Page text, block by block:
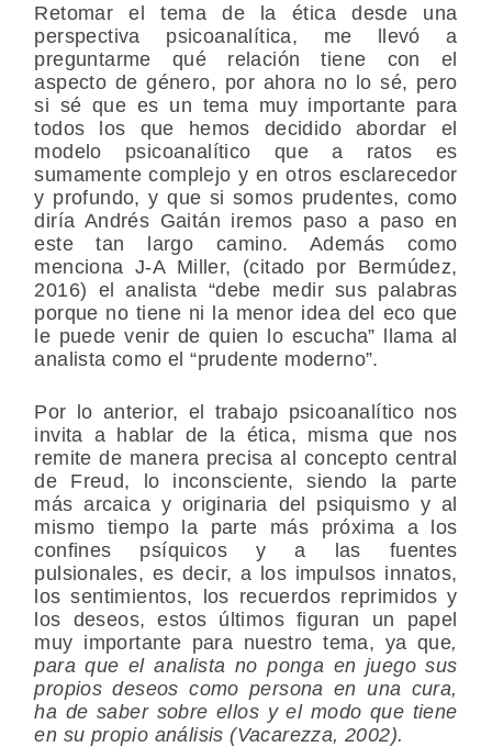
Retomar el tema de la ética desde una
perspectiva psicoanalítica, me llevó a
preguntarme qué relación tiene con el
aspecto de género, por ahora no lo sé, pero
si sé que es un tema muy importante para
todos los que hemos decidido abordar el
modelo psicoanalítico que a ratos es
sumamente complejo y en otros esclarecedor
y profundo, y que si somos prudentes, como
diría Andrés Gaitán iremos paso a paso en
este tan largo camino. Además como
menciona J-A Miller, (citado por Bermúdez,
2016) el analista “debe medir sus palabras
porque no tiene ni la menor idea del eco que
le puede venir de quien lo escucha” llama al
analista como el “prudente moderno”.
Por lo anterior, el trabajo psicoanalítico nos
invita a hablar de la ética, misma que nos
remite de manera precisa al concepto central
de Freud, lo inconsciente, siendo la parte
más arcaica y originaria del psiquismo y al
mismo tiempo la parte más próxima a los
confines psíquicos y a las fuentes
pulsionales, es decir, a los impulsos innatos,
los sentimientos, los recuerdos reprimidos y
los deseos, estos últimos figuran un papel
muy importante para nuestro tema, ya que,
para que el analista no ponga en juego sus
propios deseos como persona en una cura,
ha de saber sobre ellos y el modo que tiene
en su propio análisis (Vacarezza, 2002).